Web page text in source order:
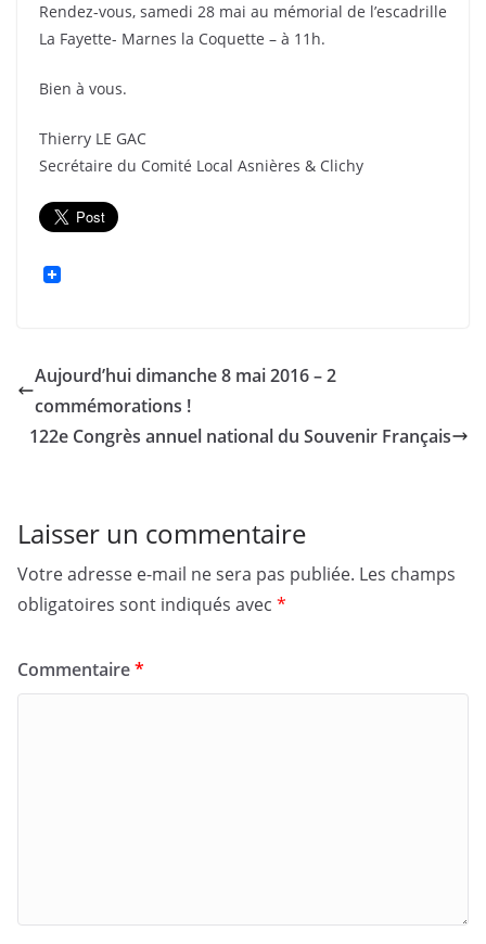
Rendez-vous, samedi 28 mai au mémorial de l’escadrille
La Fayette- Marnes la Coquette – à 11h.
Bien à vous.
Thierry LE GAC
Secrétaire du Comité Local Asnières & Clichy
Aujourd’hui dimanche 8 mai 2016 – 2
commémorations !
122e Congrès annuel national du Souvenir Français
Laisser un commentaire
Votre adresse e-mail ne sera pas publiée. Les champs
obligatoires sont indiqués avec *
Commentaire*